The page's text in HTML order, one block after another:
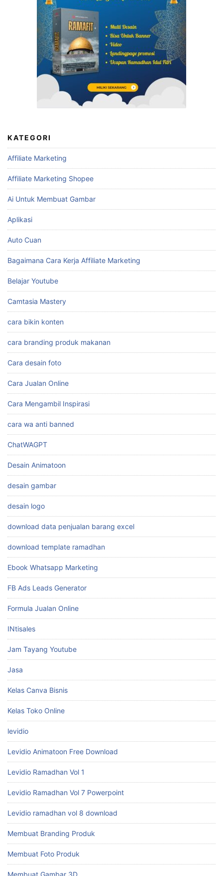
KATEGORI
Affiliate Marketing
Affiliate Marketing Shopee
Ai Untuk Membuat Gambar
Aplikasi
Auto Cuan
Bagaimana Cara Kerja Affiliate Marketing
Belajar Youtube
Camtasia Mastery
cara bikin konten
cara branding produk makanan
Cara desain foto
Cara Jualan Online
Cara Mengambil Inspirasi
cara wa anti banned
ChatWAGPT
Desain Animatoon
desain gambar
desain logo
download data penjualan barang excel
download template ramadhan
Ebook Whatsapp Marketing
FB Ads Leads Generator
Formula Jualan Online
INtisales
Jam Tayang Youtube
Jasa
Kelas Canva Bisnis
Kelas Toko Online
levidio
Levidio Animatoon Free Download
Levidio Ramadhan Vol 1
Levidio Ramadhan Vol 7 Powerpoint
Levidio ramadhan vol 8 download
Membuat Branding Produk
Membuat Foto Produk
Membuat Gambar 3D